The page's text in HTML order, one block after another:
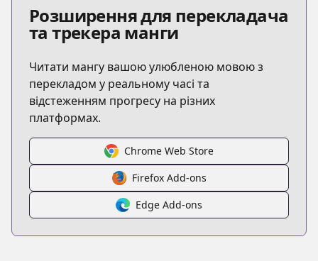
Розширення для перекладача
та трекера манги
Читати мангу вашою улюбленою мовою з
перекладом у реальному часі та
відстеженням прогресу на різних
платформах.
Chrome Web Store
Firefox Add-ons
Edge Add-ons